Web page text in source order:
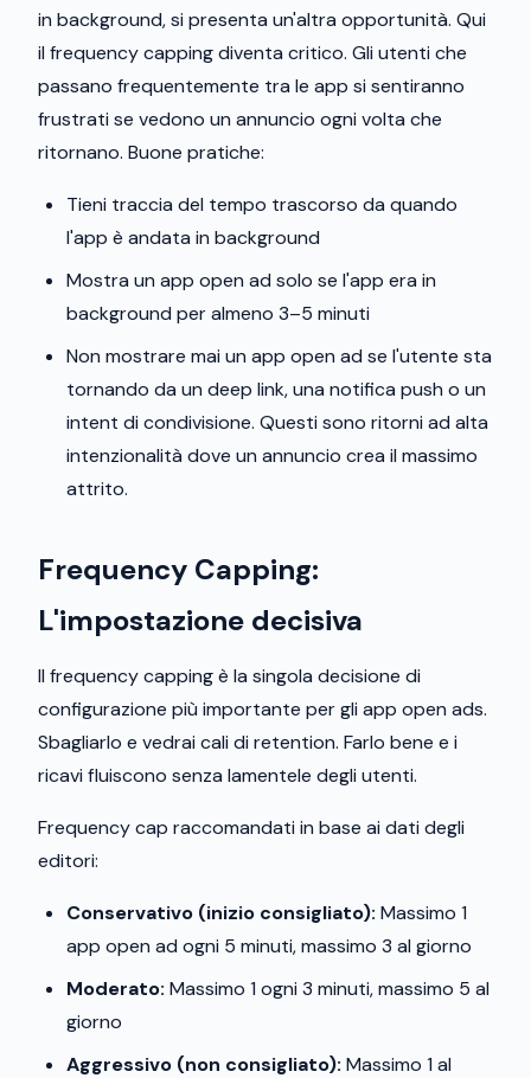
in background, si presenta un'altra opportunità. Qui
il frequency capping diventa critico. Gli utenti che
passano frequentemente tra le app si sentiranno
frustrati se vedono un annuncio ogni volta che
ritornano. Buone pratiche:
Tieni traccia del tempo trascorso da quando
l'app è andata in background
Mostra un app open ad solo se l'app era in
background per almeno 3–5 minuti
Non mostrare mai un app open ad se l'utente sta
tornando da un deep link, una notifica push o un
intent di condivisione. Questi sono ritorni ad alta
intenzionalità dove un annuncio crea il massimo
attrito.
Frequency Capping:
L'impostazione decisiva
Il frequency capping è la singola decisione di
configurazione più importante per gli app open ads.
Sbagliarlo e vedrai cali di retention. Farlo bene e i
ricavi fluiscono senza lamentele degli utenti.
Frequency cap raccomandati in base ai dati degli
editori:
Conservativo (inizio consigliato): Massimo 1
app open ad ogni 5 minuti, massimo 3 al giorno
Moderato: Massimo 1 ogni 3 minuti, massimo 5 al
giorno
Aggressivo (non consigliato): Massimo 1 al